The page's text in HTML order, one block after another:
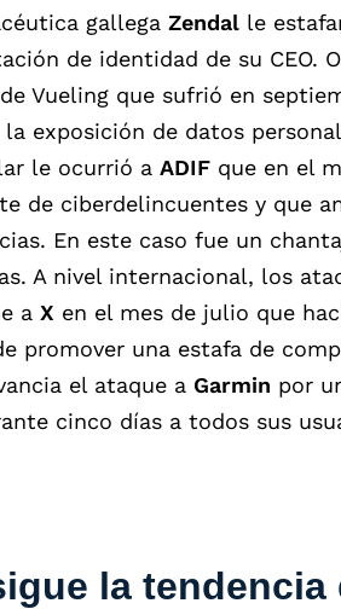
gallega Zendal le
de identidad de su CEO.
Vueling que sufrió en
exposición de datos
le ocurrió a ADIF que en el
de ciberdelincuentes y que
En este caso fue un
A nivel internacional, los
a X en el mes de julio que
promover una estafa de
el ataque a Garmin por
cinco días a todos sus
la